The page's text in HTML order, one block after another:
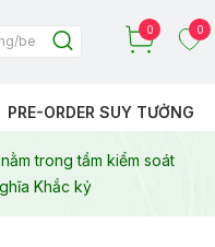
0 0
PRE-ORDER SUY TƯỞNG
trong tầm kiểm soát
Khắc kỷ